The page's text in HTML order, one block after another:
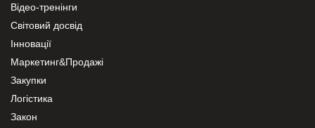
Відео-тренінги
Світовий досвід
Інновації
Маркетинг&Продажі
Закупки
Логістика
Закон